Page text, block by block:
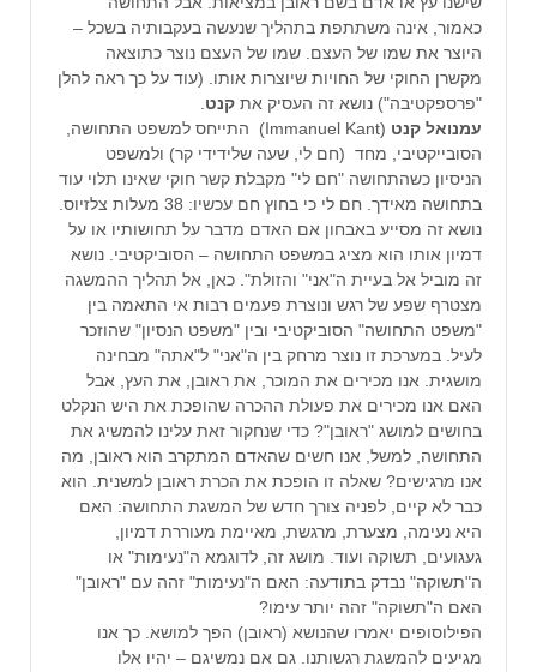
כאמור, אינה משתתפת בתהליך שנעשה בעקבותיה בשכל –
היוצר את שמו של העצם. שמו של העצם נוצר כתוצאה
מקשרן החוקי של החויות שיוצרות אותו. (עוד על כך ראה להלן
"פרספקטיבה") נושא זה העסיק את קנט
עמנואל קנט
(Immanuel Kant) התייחס למשפט התחושה,
הסובייקטיבי, מחד (חם לי, שעה שלידידי קר) ולמשפט
הניסיון כשהתחושה "חם לי" מקבלת קשר חוקי שאינו תלוי עוד
בתחושה מאידך. חם לי כי בחוץ חם עכשיו: 38 מעלות צלזיוס.
נושא זה מסייע באבחון אם האדם מדבר על תחושותיו או על
דמיון אותו הוא מציג במשפט התחושה – הסוביקטיבי. נושא
זה מוביל אל בעיית ה"אני" והזולת". כאן, אל תהליך ההמשגה
מצטרף שפע של רגש ונוצרת פעמים רבות אי התאמה בין
"משפט התחושה" הסוביקטיבי ובין "משפט הנסיון" שהוזכר
לעיל. במערכת זו נוצר מרחק בין ה"אני" ל"אתה" מבחינה
מושגית. אנו מכירים את המוכר, את ראובן, את העץ, אבל
האם אנו מכירים את פעולת ההכרה שהופכת את היש הנקלט
בחושים למושג "ראובן"? כדי שנחקור זאת עלינו להמשיג את
התחושה, למשל, אנו חשים שהאדם המתקרב הוא ראובן, מה
אנו מרגישים? שאלה זו הופכת את הכרת ראובן למשנית. הוא
כבר לא קיים, לפניה צורך חדש של המשגת התחושה: האם
היא נעימה, מצערת, מרגשת, מאיימת מעוררת דמיון,
געגועים, תשוקה ועוד. מושג זה, לדוגמא ה"נעימות" או
ה"תשוקה" נבדק בתודעה: האם ה"נעימות" זהה עם "ראובן"
האם ה"תשוקה" זהה יותר עימו?
הפילוסופים יאמרו שהנושא (ראובן) הפך למושא. כך אנו
מגיעים להמשגת רגשותנו. גם אם נמשיגם – יהיו אלו